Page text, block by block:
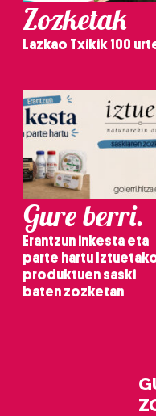
Zozketak
Lazkao Txikik 100
Gure berri.
Erantzun inkesta eta
parte hartu
produktuen saski
baten zozketan